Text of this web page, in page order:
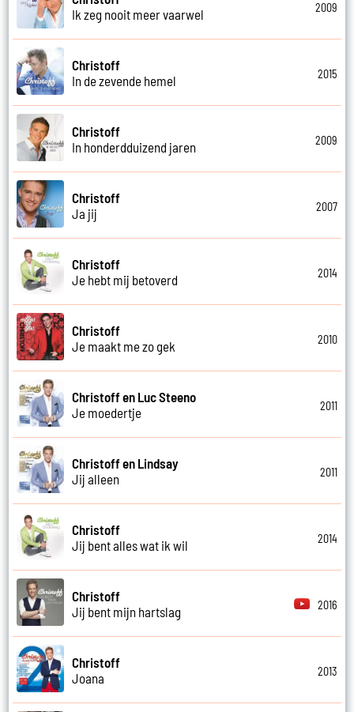
Ik zeg nooit meer vaarwel
2009
Christoff
In de zevende hemel
2015
Christoff
In honderdduizend jaren
2009
Christoff
Ja jij
2007
Christoff
Je hebt mij betoverd
2014
Christoff
Je maakt me zo gek
2010
Christoff en Luc Steeno
Je moedertje
2011
Christoff en Lindsay
Jij alleen
2011
Christoff
Jij bent alles wat ik wil
2014
Christoff
Jij bent mijn hartslag
2016
Christoff
Joana
2013